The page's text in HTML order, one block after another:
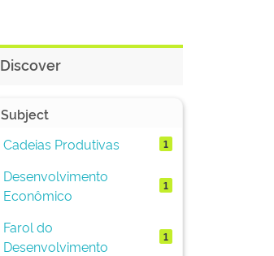
Discover
Subject
Cadeias Produtivas
1
Desenvolvimento
Econômico
1
Farol do
Desenvolvimento
1